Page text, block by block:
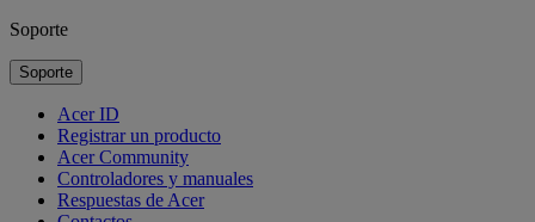
Soporte
Soporte
Acer ID
Registrar un producto
Acer Community
Controladores y manuales
Respuestas de Acer